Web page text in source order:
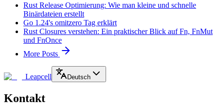
Rust Release Optimierung: Wie man kleine und schnelle
Binärdateien erstellt
Go 1.24's omitzero Tag erklärt
Rust Closures verstehen: Ein praktischer Blick auf Fn, FnMut
und FnOnce
More Posts
Leapcell Deutsch
Kontakt